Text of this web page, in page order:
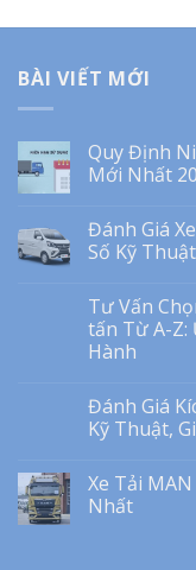
BÀI VIẾT MỚI
Quy Định
Mới Nhất
Đánh Giá
Số Kỹ
Tư Vấn
tấn Từ A-Z:
Hành
Đánh Giá
Kỹ Thuật,
Xe Tải
Nhất